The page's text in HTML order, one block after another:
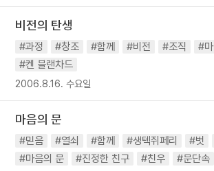
비전의 탄생
#과정 #창조 #함께 #비전 #조직
#
#켄 블랜차드
2006.8.16. 수요일
마음의 문
#믿음 #열쇠 #함께 #생텍쥐페리 #벗
#마음의 문
#진정한 친구 #친우 #문단속